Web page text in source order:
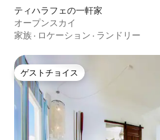
ティハラフェの一軒家
オープンスカイ
家族 · ロケーション · ランドリー
ゲストチョイス
ゲストチョイス